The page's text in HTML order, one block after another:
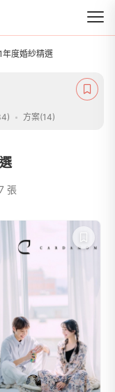
年度婚紗精選
方案(14)
張